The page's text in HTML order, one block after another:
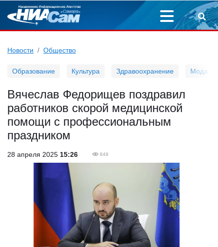
Новости Общество
Образование Культура Здравоохранение Мода
Вячеслав Федорищев поздравил
работников скорой медицинской
помощи с профессиональным
праздником
28 апреля 2025 15:26 849